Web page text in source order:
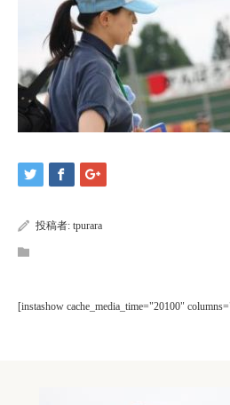
投稿者: tpurara
[instashow cache_media_time="20100"